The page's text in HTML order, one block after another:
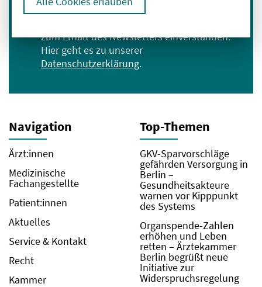
zum Erhalt des Newsletters einverstanden.
Hier geht es zu unserer
Datenschutzerklärung.
Navigation
Ärzt:innen
Medizinische
Fachangestellte
Patient:innen
Aktuelles
Service & Kontakt
Recht
Kammer
Top-Themen
GKV-Sparvorschläge
gefährden Versorgung in
Berlin –
Gesundheitsakteure
warnen vor Kipppunkt
des Systems
Organspende-Zahlen
erhöhen und Leben
retten – Ärztekammer
Berlin begrüßt neue
Initiative zur
Widerspruchsregelung